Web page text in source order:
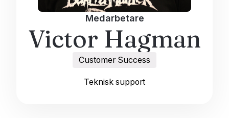
Medarbetare
Victor Hagman
Customer Success
Teknisk support